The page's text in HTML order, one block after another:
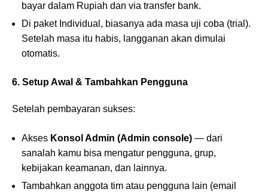
bayar dalam Rupiah dan via transfer bank.
Di paket Individual, biasanya ada masa uji coba (trial).
Setelah masa itu habis, langganan akan dimulai
otomatis.
6. Setup Awal & Tambahkan Pengguna
Setelah pembayaran sukses:
Akses Konsol Admin (Admin console) — dari
sanalah kamu bisa mengatur pengguna, grup,
kebijakan keamanan, dan lainnya.
Tambahkan anggota tim atau pengguna lain (email